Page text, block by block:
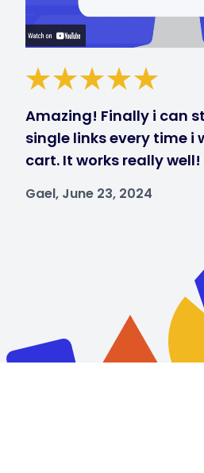
Amazing! Finally i can
single links every time i
cart. It works really well!
Gael, June 23, 2024